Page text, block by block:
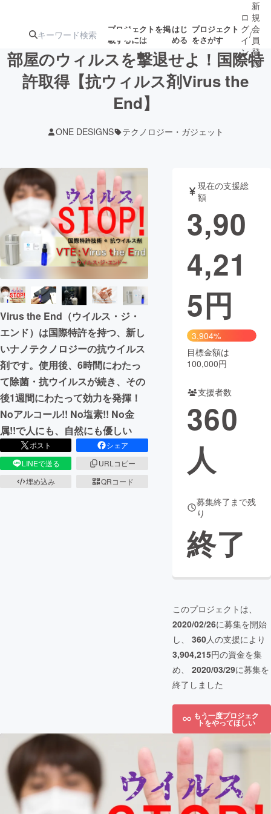
プロジェクトを掲
載するには
はじ
める
プロジェクト
をさがす
注目の新着プロ募集終了が近いプ
テクノロジー・ガジェット
映像・映画 書籍・雑誌
ビジネス・起業 チャレンジ
まちづくり・地域活性化
CAMPFIRE for Social Good
CAMPFIRE Creation
CAMPFIREふるさと納税machi-ya コミュニティ
ロ
グ
イ
ン
/
新
規
会
員
登
録
部屋のウィルスを撃退せよ！国際特
許取得【抗ウィルス剤Virus the
End】
ONE DESIGNS テクノロジー・ガジェット
Virus the End（ウイルス・ジ・
エンド）は国際特許を持つ、新し
いナノテクノロジーの抗ウイルス
剤です。使用後、6時間にわたっ
て除菌・抗ウイルスが続き、その
後1週間にわたって効力を発揮！
Noアルコール!! No塩素!! No金
属!!で人にも、自然にも優しい
ポスト
シェア
LINEで送る
URLコピー
埋め込み
QRコード
現在の支援総
額
3,90
4,21
5円
3,904%
目標金額は
100,000円
支援者数
360
人
募集終了まで残
り
終了
このプロジェクトは、
2020/02/26に募集を開始
し、 360人の支援により
3,904,215円の資金を集
め、 2020/03/29に募集を
終了しました
もう一度プロジェク
トをやってほしい